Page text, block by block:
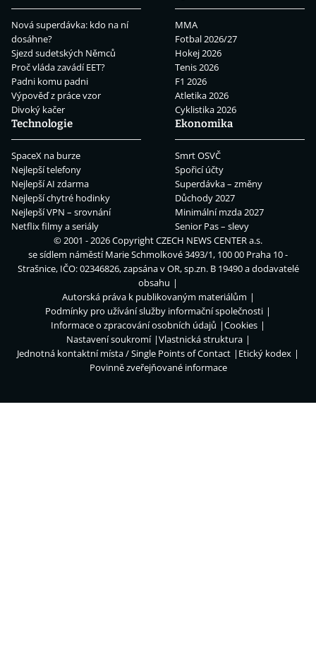
Nová superdávka: kdo na ní
dosáhne?
Sjezd sudetských Němců
Proč vláda zavádí EET?
Padni komu padni
Výpověď z práce vzor
Divoký kačer
MMA
Fotbal 2026/27
Hokej 2026
Tenis 2026
F1 2026
Atletika 2026
Cyklistika 2026
Technologie
SpaceX na burze
Nejlepší telefony
Nejlepší AI zdarma
Nejlepší chytré hodinky
Nejlepší VPN – srovnání
Netflix filmy a seriály
Ekonomika
Smrt OSVČ
Spořicí účty
Superdávka – změny
Důchody 2027
Minimální mzda 2027
Senior Pas – slevy
© 2001 - 2026 CopyrightCZECH NEWS CENTER a.s.
se sídlem náměstí Marie Schmolkové 3493/1, 100 00 Praha 10 -
Strašnice, IČO: 02346826, zapsána v OR, sp.zn. B 19490 a dodavatelé
obsahu
Autorská práva k publikovaným materiálům
Podmínky pro užívání služby informační společnosti
Informace o zpracování osobních údajů
Cookies
Nastavení soukromí
Vlastnická struktura
Jednotná kontaktní místa / Single Points of Contact
Etický kodex
Povinně zveřejňované informace